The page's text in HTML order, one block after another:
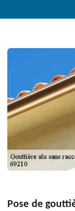
Pose de